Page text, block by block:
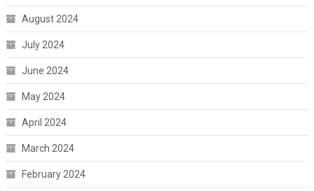
August 2024
July 2024
June 2024
May 2024
April 2024
March 2024
February 2024